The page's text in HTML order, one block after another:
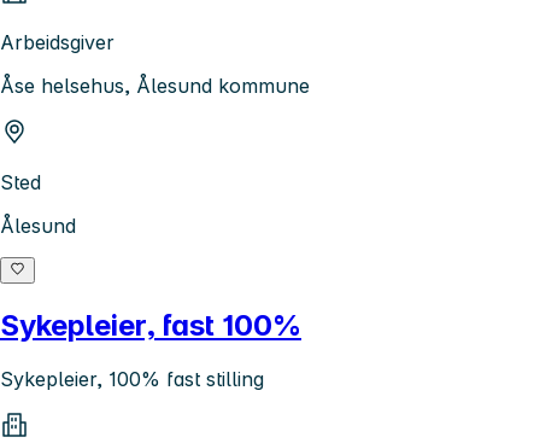
Arbeidsgiver
Åse helsehus, Ålesund kommune
Sted
Ålesund
Sykepleier, fast 100%
Sykepleier, 100% fast stilling